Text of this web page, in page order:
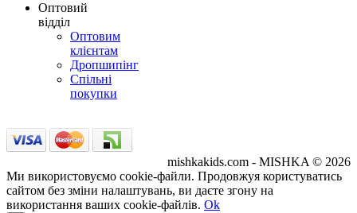
Оптовий
відділ
Оптовим
клієнтам
Дропшипінг
Спільні
покупки
mishkakids.com - MISHKA © 2026
Ми використовуємо cookie-файли. Продовжуя користуватись
сайтом без зміни налаштувань, ви даєте згону на
використання ваших cookie-файлів. Ok